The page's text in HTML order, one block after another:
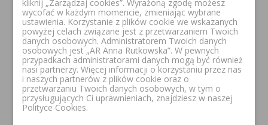
OMNIRES YOSEMITE
ZESTAW PRYSZNICOWY
ZŁOTY POŁYSK +
OMNIRES Y BATERIA
PRYSZNICOWA ZŁOTA
Y1240GL +
OMNIRES ZESTAW
PRYSZNICOWY SUWANY
JIMJIM + BATERIA
OMNIRES PARMA
PRYSZNICOWA ŚCIENNA
kliknij „Zarządzaj cookies”. Wyrażoną zgodę możesz
wycofać w każdym momencie, zmieniając wybrane
ustawienia. Korzystanie z plików cookie we wskazanych
powyżej celach związane jest z przetwarzaniem Twoich
danych osobowych. Administratorem Twoich danych
osobowych jest „AR Anna Rutkowska”. W pewnych
przypadkach administratorami danych mogą być również
nasi partnerzy. Więcej informacji o korzystaniu przez nas
i naszych partnerów z plików cookie oraz o
przetwarzaniu Twoich danych osobowych, w tym o
przysługujących Ci uprawnieniach, znajdziesz w naszej
Polityce Cookies.